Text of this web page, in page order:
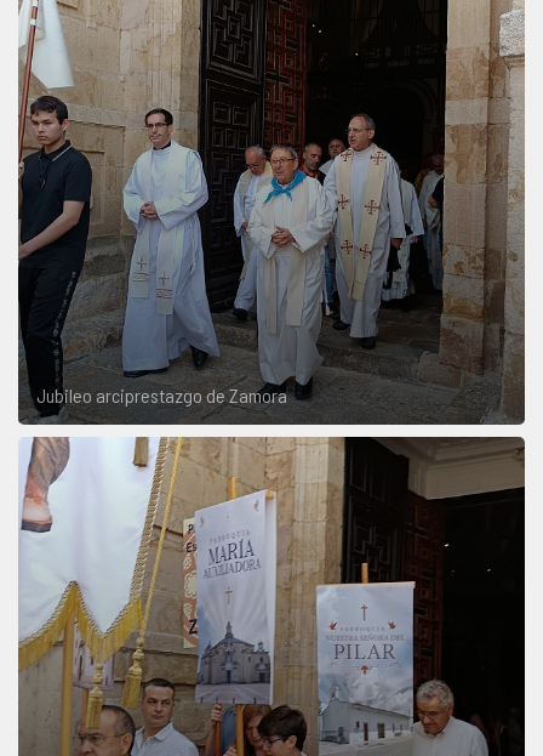
Jubileo arciprestazgo de Zamora